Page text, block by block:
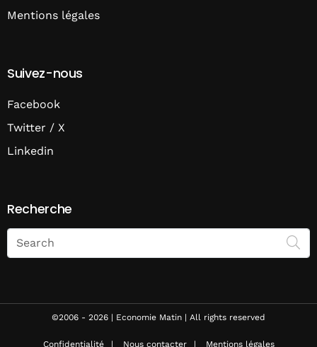
Mentions légales
Suivez-nous
Facebook
Twitter / X
Linkedin
Recherche
Search
on
Economie
©2006 - 2026 | Economie Matin | All rights reserved
Confidentialité Nous contacter Mentions légales